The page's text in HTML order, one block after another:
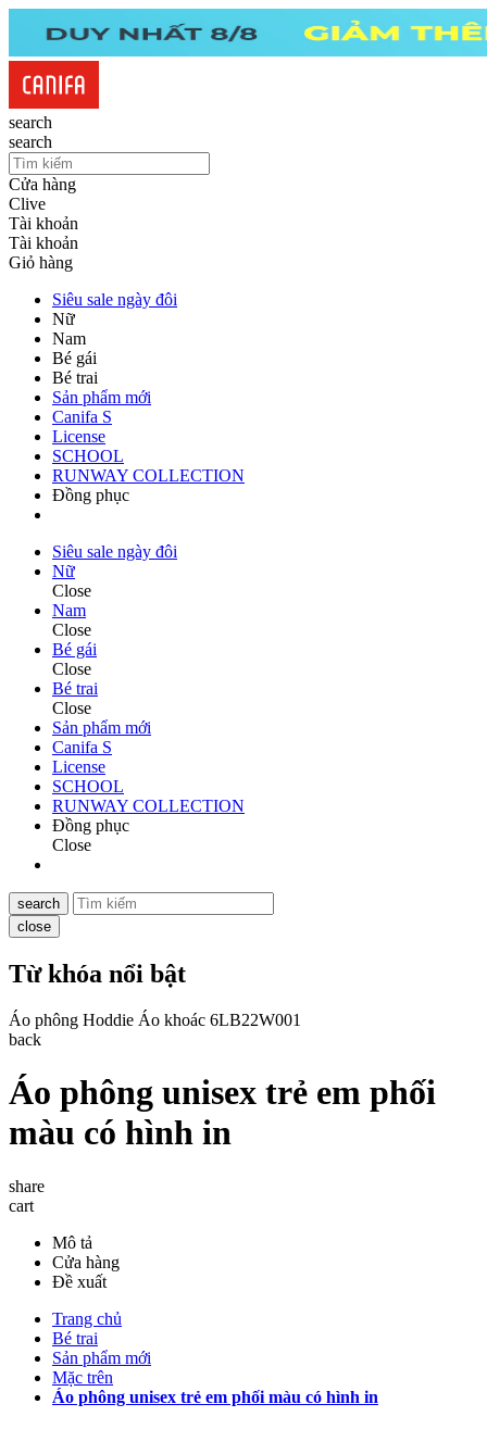
search
search
Cửa hàng
Clive
Tài khoản
Tài khoản
Giỏ hàng
Siêu sale ngày đôi
Nữ
Nam
Bé gái
Bé trai
Sản phẩm mới
Canifa S
License
SCHOOL
RUNWAY COLLECTION
Đồng phục
Siêu sale ngày đôi
Nữ
Close
Nam
Close
Bé gái
Close
Bé trai
Close
Sản phẩm mới
Canifa S
License
SCHOOL
RUNWAY COLLECTION
Đồng phục
Close
search
close
Từ khóa nổi bật
Áo phông Hoddie Áo khoác 6LB22W001
back
Áo phông unisex trẻ em phối
màu có hình in
share
cart
Mô tả
Cửa hàng
Đề xuất
Trang chủ
Bé trai
Sản phẩm mới
Mặc trên
Áo phông unisex trẻ em phối màu có hình in